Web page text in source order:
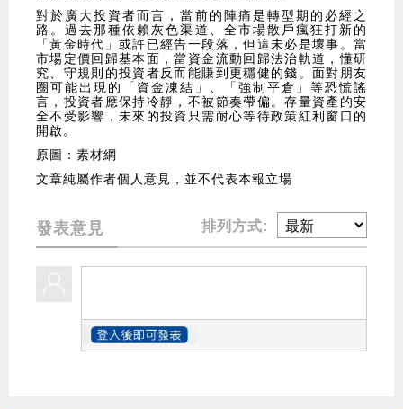
對於廣大投資者而言，當前的陣痛是轉型期的必經之
路。過去那種依賴灰色渠道、全市場散戶瘋狂打新的
「黃金時代」或許已經告一段落，但這未必是壞事。當
市場定價回歸基本面，當資金流動回歸法治軌道，懂研
究、守規則的投資者反而能賺到更穩健的錢。面對朋友
圈可能出現的「資金凍結」、「強制平倉」等恐慌謠
言，投資者應保持冷靜，不被節奏帶偏。存量資產的安
全不受影響，未來的投資只需耐心等待政策紅利窗口的
開啟。
原圖：素材網
文章純屬作者個人意見，並不代表本報立場
發表意見 排列方式: